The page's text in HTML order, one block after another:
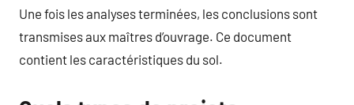
Une fois les analyses terminées, les conclusions sont
transmises aux maîtres d’ouvrage. Ce document
contient les caractéristiques du sol.